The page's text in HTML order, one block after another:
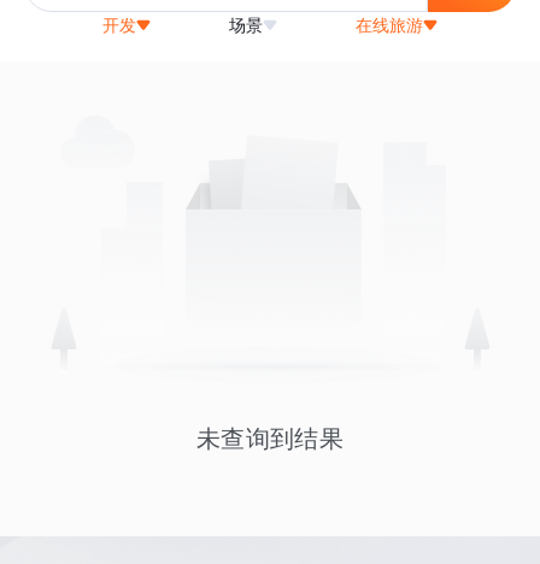
开发 场景 在线旅游
未查询到结果